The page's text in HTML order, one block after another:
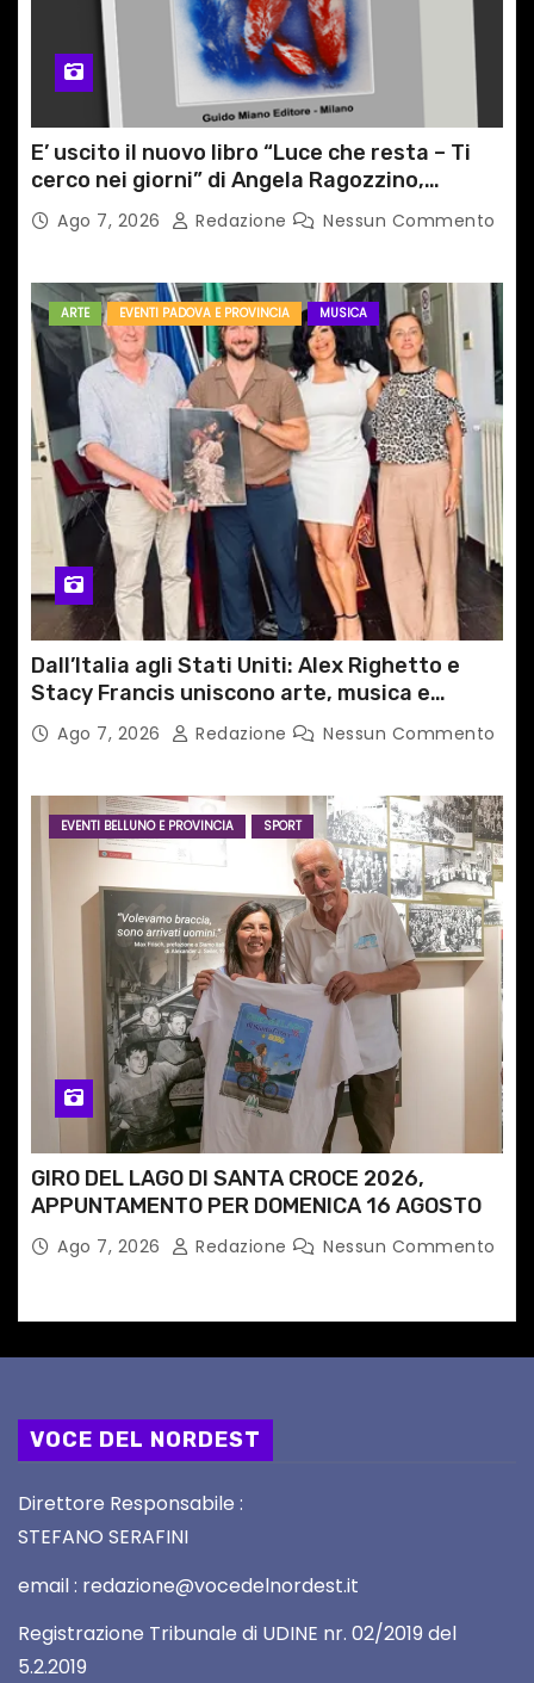
E’ uscito il nuovo libro “Luce che resta – Ti
cerco nei giorni” di Angela Ragozzino,
medico primario di Capua
Ago 7, 2026 Redazione Nessun Commento
ARTE EVENTI PADOVA E PROVINCIA MUSICA
Dall’Italia agli Stati Uniti: Alex Righetto e
Stacy Francis uniscono arte, musica e
tecnologia in un nuovo progetto
internazionale”
Ago 7, 2026 Redazione Nessun Commento
EVENTI BELLUNO E PROVINCIA SPORT
GIRO DEL LAGO DI SANTA CROCE 2026,
APPUNTAMENTO PER DOMENICA 16 AGOSTO
Ago 7, 2026 Redazione Nessun Commento
VOCE DEL NORDEST
Direttore Responsabile :
STEFANO SERAFINI
email : redazione@vocedelnordest.it
Registrazione Tribunale di UDINE nr. 02/2019 del
5.2.2019